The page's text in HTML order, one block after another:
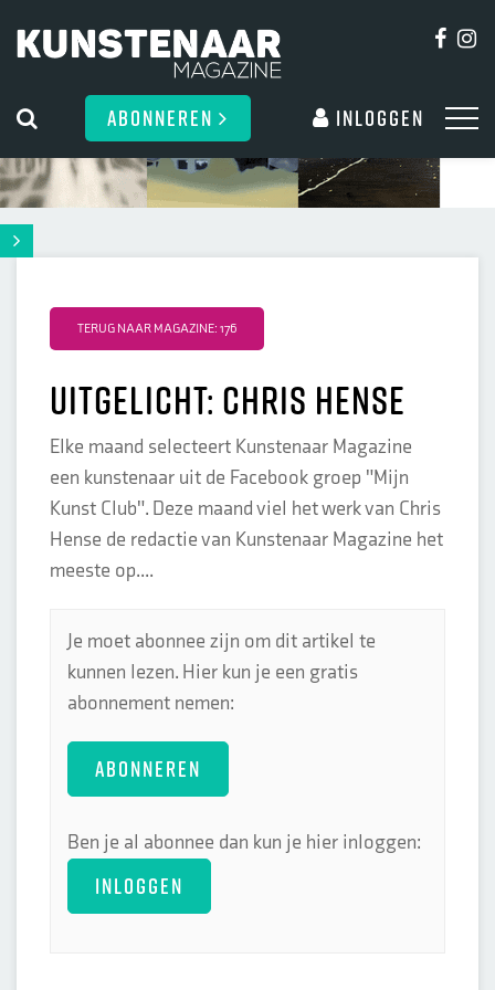
ABONNEREN Inloggen
TERUG NAAR MAGAZINE: 176
UITGELICHT: CHRIS HENSE
Elke maand selecteert Kunstenaar Magazine
een kunstenaar uit de Facebook groep "Mijn
Kunst Club". Deze maand viel het werk van Chris
Hense de redactie van Kunstenaar Magazine het
meeste op....
Je moet abonnee zijn om dit artikel te
kunnen lezen. Hier kun je een gratis
abonnement nemen:
ABONNEREN
Ben je al abonnee dan kun je hier inloggen:
INLOGGEN